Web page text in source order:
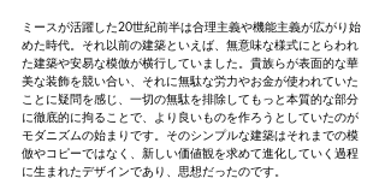
ミースが活躍した20世紀前半は合理主義や機能主義が広がり始
めた時代。それ以前の建築といえば、無意味な様式にとらわれ
た建築や安易な模倣が横行していました。貴族らが表面的な華
美な装飾を競い合い、それに無駄な労力やお金が使われていた
ことに疑問を感じ、一切の無駄を排除してもっと本質的な部分
に徹底的に拘ることで、より良いものを作ろうとしていたのが
モダニズムの始まりです。そのシンプルな建築はそれまでの模
倣やコピーではなく、新しい価値観を求めて進化していく過程
に生まれたデザインであり、思想だったのです。